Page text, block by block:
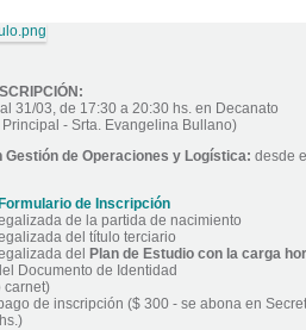
31/03, de 17:30 a 20:30 hs. en Decanato
Principal - Srta. Evangelina Bullano)
Gestión de Operaciones y Logística: desde
Formulario de Inscripción
de la partida de nacimiento
del título terciario
del
Plan de Estudio con la carga
Documento de Identidad
carnet)
de inscripción ($ 300 - se abona en